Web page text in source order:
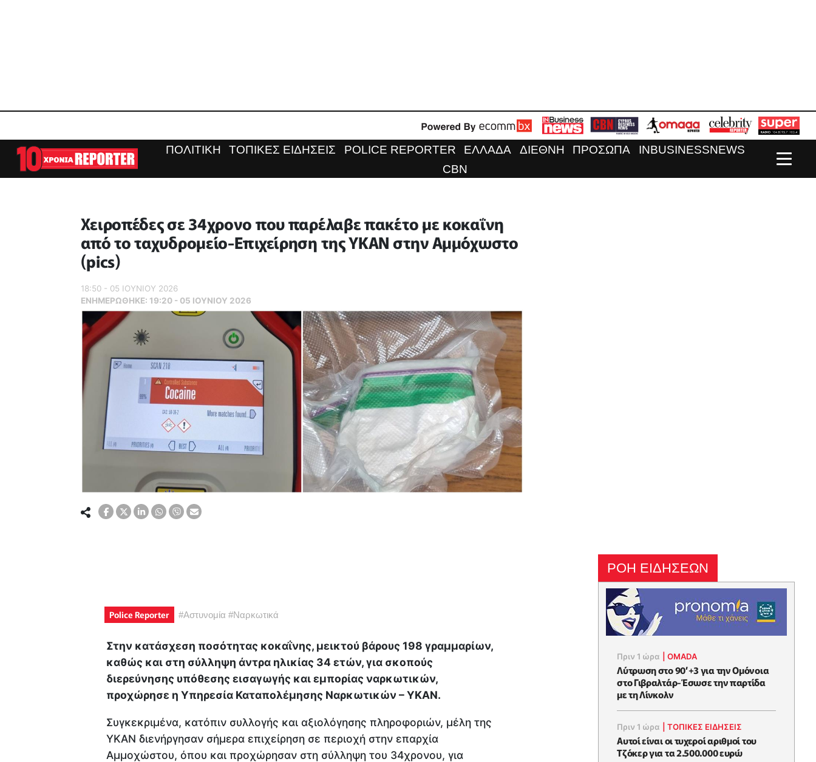
ΠΟΛΙΤΙΚΗ ΤΟΠΙΚΕΣ ΕΙΔΗΣΕΙΣ POLICE REPORTER ΕΛΛΑΔΑ ΔΙΕΘΝΗ ΠΡΟΣΩΠΑ
INBUSINESSNEWS
CBN
Χειροπέδες σε 34χρονο που παρέλαβε πακέτο με κοκαΐνη
από το ταχυδρομείο-Επιχείρηση της ΥΚΑΝ στην Αμμόχωστο
(pics)
18:50 - 05 ΙΟΥΝΙΟΥ 2026
ΕΝΗΜΕΡΏΘΗΚΕ: 19:20 - 05 ΙΟΥΝΙΟΥ 2026
Police Reporter #Αστυνομία #Ναρκωτικά
Στην κατάσχεση ποσότητας κοκαΐνης, μεικτού βάρους 198 γραμμαρίων,
καθώς καιστη σύλληψη άντρα ηλικίας 34 ετών, για σκοπούς
διερεύνησης υπόθεσης εισαγωγής και εμπορίας ναρκωτικών,
προχώρησε η Υπηρεσία Καταπολέμησης Ναρκωτικών – ΥΚΑΝ.
Συγκεκριμένα, κατόπιν συλλογής και αξιολόγησης πληροφοριών, μέλη της
ΥΚΑΝ διενήργησαν σήμερα επιχείρηση σε περιοχή στην επαρχία
Αμμοχώστου, όπου και προχώρησαν στη σύλληψη του 34χρονου, για
ΡΟΗ ΕΙΔΗΣΕΩΝ
Πριν 1 ώρα |OMADA
Λύτρωση στο 90’+3 για την Ομόνοια
στο Γιβραλτάρ-Έσωσε την παρτίδα
με τη Λίνκολν
Πριν 1 ώρα |ΤΟΠΙΚΕΣ ΕΙΔΗΣΕΙΣ
Αυτοί είναι οι τυχεροί αριθμοί του
Τζόκερ για τα 2.500.000 ευρώ